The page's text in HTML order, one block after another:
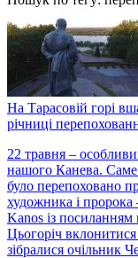
На Тарасовій горі
річниці
22 травня –
нашого Канева. Саме
було перепоховано
художника і
Kanos із посиланням
Цьогоріч
зібралися очільник